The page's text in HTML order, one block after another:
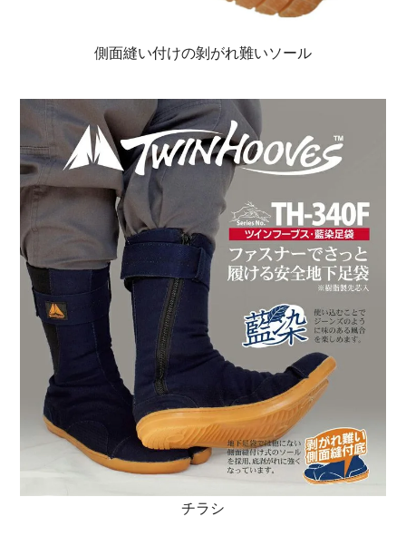
側面縫い付けの剝がれ難いソール
チラシ